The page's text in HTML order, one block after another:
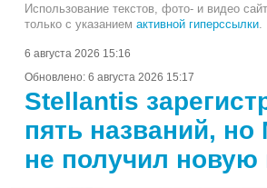
Использование текстов, фото- и видео
только с указанием активной гиперссылки
6 августа 2026 15:16
Обновлено: 6 августа 2026 15:17
Stellantis
пять названий, но
не получил